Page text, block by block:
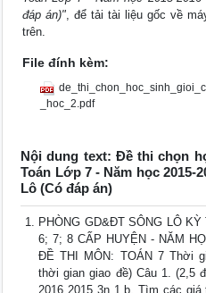
đáp án)", để tải tài liệu gốc về
trên.
File đính kèm:
_hoc_2.pdf
Nội dung text: Đề thi chọn
Toán Lớp 7 - Năm học 2015-
Lô (Có đáp án)
PHÒNG GD&ĐT SÔNG LÔ
6; 7; 8 CẤP HUYỆN - NĂM
ĐỀ THI MÔN: TOÁN 7 Thời
thời gian giao đề) Câu 1. (2,5
2016 2015 3n 1 b. Tìm các